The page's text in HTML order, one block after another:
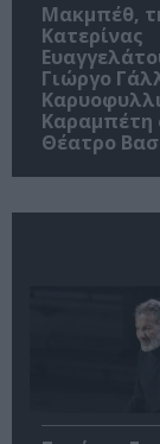
Μακμπέθ,
Κατερίνας
Γιώργο
Καραμπέτη
Θέατρο